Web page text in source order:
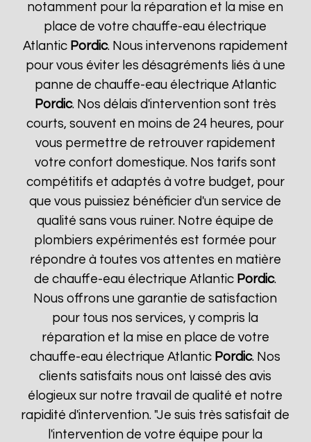
notamment pour la réparation et la mise en
place de votre chauffe-eau électrique
Atlantic Pordic. Nous intervenons rapidement
pour vous éviter les désagréments liés à une
panne de chauffe-eau électrique Atlantic
Pordic. Nos délais d'intervention sont très
courts, souvent en moins de 24 heures, pour
vous permettre de retrouver rapidement
votre confort domestique. Nos tarifs sont
compétitifs et adaptés à votre budget, pour
que vous puissiez bénéficier d'un service de
qualité sans vous ruiner. Notre équipe de
plombiers expérimentés est formée pour
répondre à toutes vos attentes en matière
de chauffe-eau électrique Atlantic Pordic.
Nous offrons une garantie de satisfaction
pour tous nos services, y compris la
réparation et la mise en place de votre
chauffe-eau électrique Atlantic Pordic. Nos
clients satisfaits nous ont laissé des avis
élogieux sur notre travail de qualité et notre
rapidité d'intervention. "Je suis très satisfait de
l'intervention de votre équipe pour la